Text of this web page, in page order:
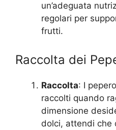
un’adeguata
regolari per
frutti.
Raccolta dei
Raccolta: I
raccolti quando
dimensione
dolci, attendi che